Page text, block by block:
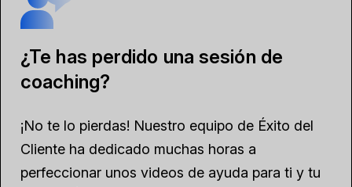
¿Te has perdido una sesión de
coaching?
¡No te lo pierdas! Nuestro equipo de Éxito del
Cliente ha dedicado muchas horas a
perfeccionar unos videos de ayuda para ti y tu